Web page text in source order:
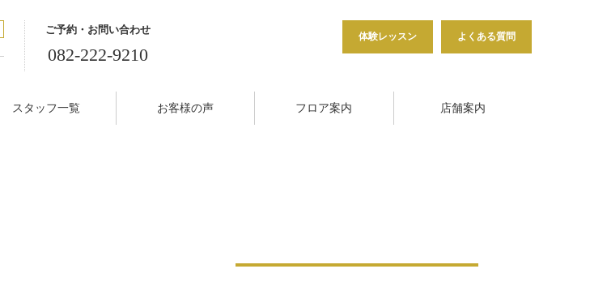
ご予約・お問い合わせ
082-222-9210
体験レッスン よくある質問
スタッフ一覧 お客様の声 フロア案内 店舗案内